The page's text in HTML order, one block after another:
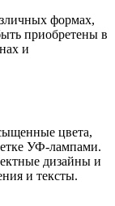
формах,
приобретены в
и
цвета,
УФ-лампами.
дизайны и
и тексты.